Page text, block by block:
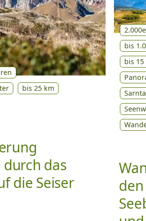
bis 25 km
das
die Seiser
bis
bis
den